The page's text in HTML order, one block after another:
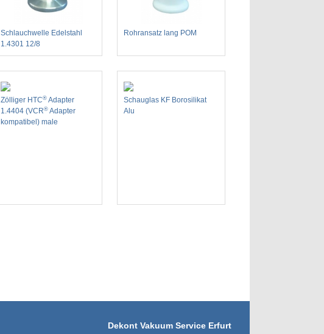
Schlauchwelle Edelstahl
1.4301 12/8
Rohransatz lang POM
Zölliger HTC® Adapter
1.4404 (VCR® Adapter
kompatibel) male
Schauglas KF Borosilikat
Alu
Dekont Vakuum Service Erfurt